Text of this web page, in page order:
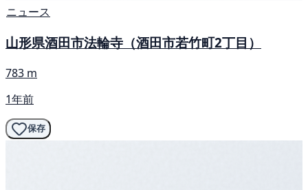
ニュース
山形県酒田市法輪寺（酒田市若竹町2丁目）
783 m
1年前
保存